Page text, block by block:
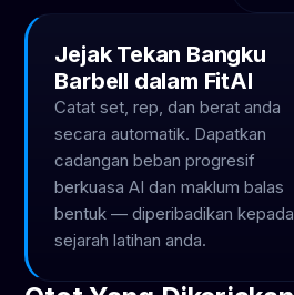
Jejak Tekan Bangku
Barbell dalam FitAI
Catat set, rep, dan berat anda
secara automatik. Dapatkan
cadangan beban progresif
berkuasa AI dan maklum balas
bentuk — diperibadikan kepada
sejarah latihan anda.